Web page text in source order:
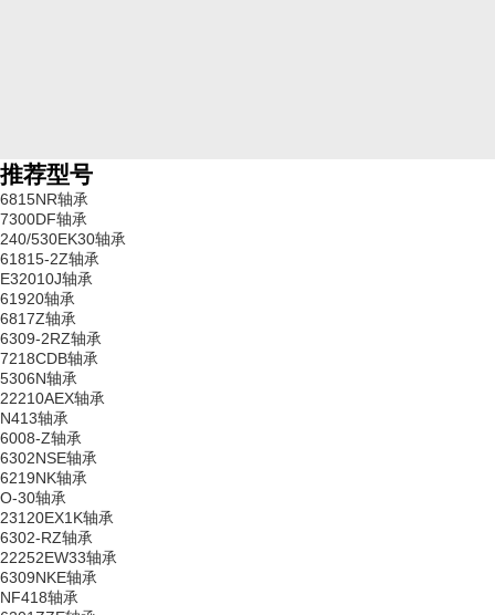
推荐型号
6815NR轴承
7300DF轴承
240/530EK30轴承
61815-2Z轴承
E32010J轴承
61920轴承
6817Z轴承
6309-2RZ轴承
7218CDB轴承
5306N轴承
22210AEX轴承
N413轴承
6008-Z轴承
6302NSE轴承
6219NK轴承
O-30轴承
23120EX1K轴承
6302-RZ轴承
22252EW33轴承
6309NKE轴承
NF418轴承